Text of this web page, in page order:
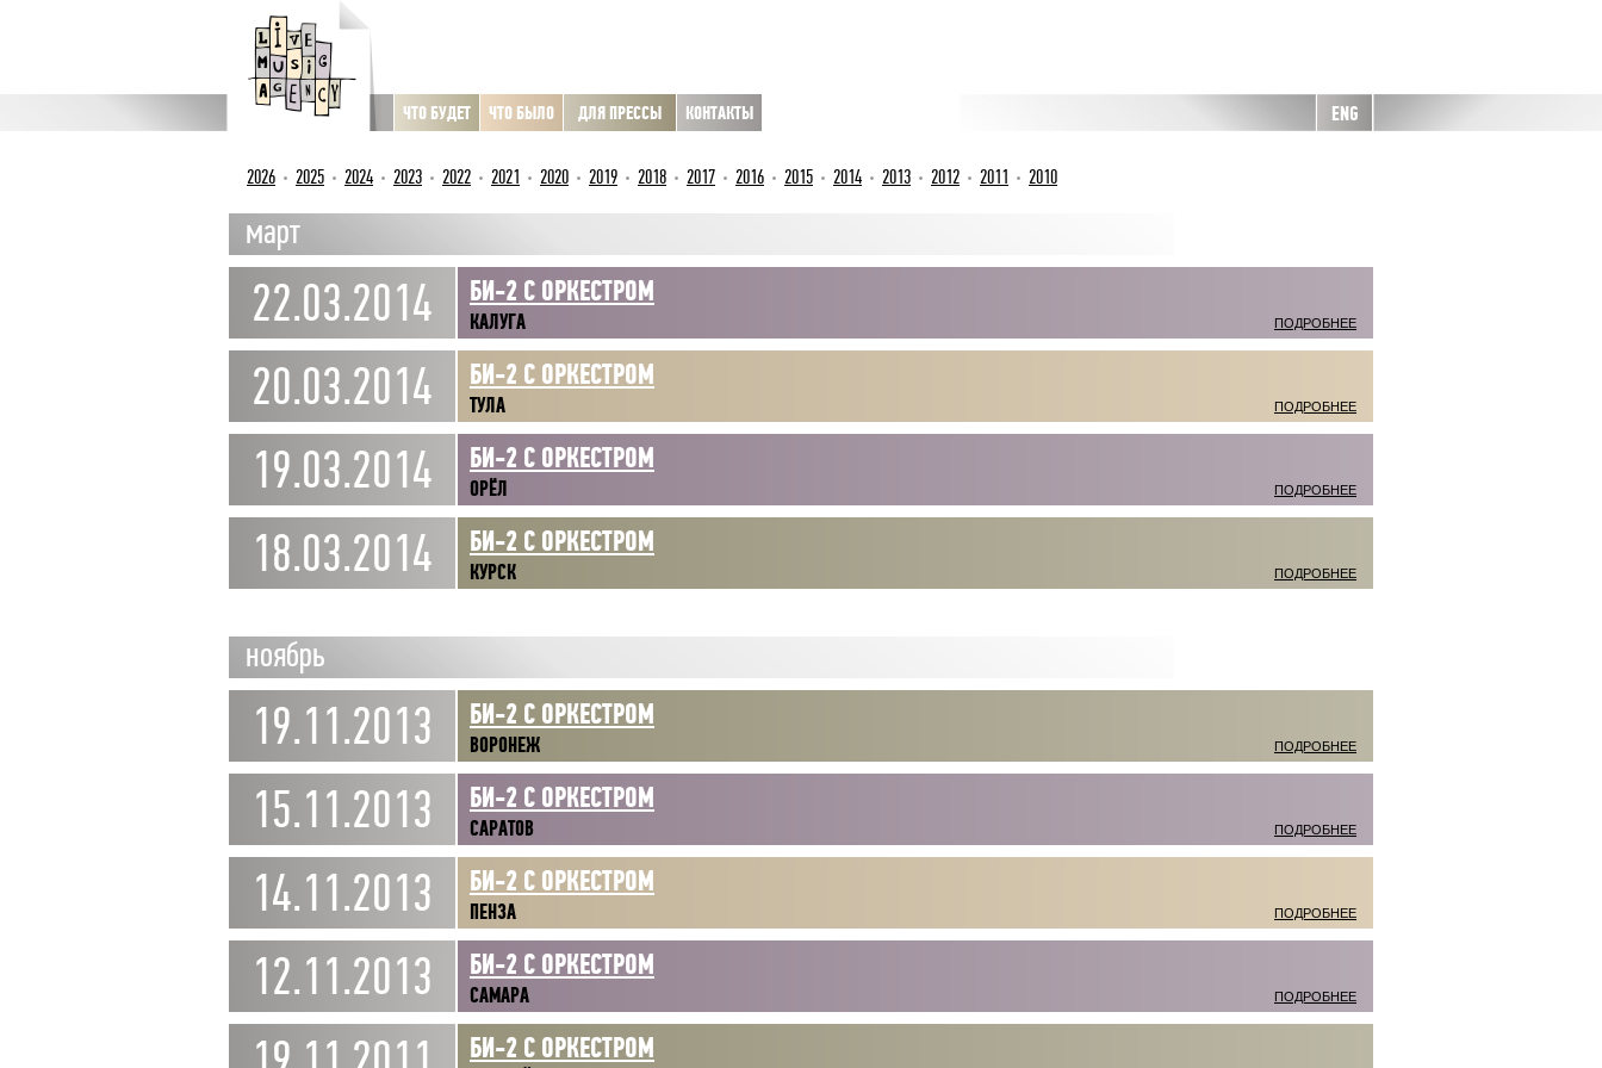
ЧТО БУДЕТ ЧТО БЫЛО ДЛЯ ПРЕССЫ КОНТАКТЫ ENG
2026 2025 2024 2023 2022 2021 2020 2019 2018 2017 2016 2015 2014 2013 2012 2011 2010
март
22.03.2014 ПОДРОБНЕЕ
БИ-2 С ОРКЕСТРОМ
КАЛУГА
20.03.2014 ПОДРОБНЕЕ
БИ-2 С ОРКЕСТРОМ
ТУЛА
19.03.2014 ПОДРОБНЕЕ
БИ-2 С ОРКЕСТРОМ
ОРЁЛ
18.03.2014 ПОДРОБНЕЕ
БИ-2 С ОРКЕСТРОМ
КУРСК
ноябрь
19.11.2013 ПОДРОБНЕЕ
БИ-2 С ОРКЕСТРОМ
ВОРОНЕЖ
15.11.2013 ПОДРОБНЕЕ
БИ-2 С ОРКЕСТРОМ
САРАТОВ
14.11.2013 ПОДРОБНЕЕ
БИ-2 С ОРКЕСТРОМ
ПЕНЗА
12.11.2013 ПОДРОБНЕЕ
БИ-2 С ОРКЕСТРОМ
САМАРА
БИ-2 С ОРКЕСТРОМ